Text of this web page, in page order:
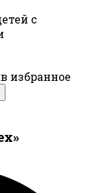
с
избранное